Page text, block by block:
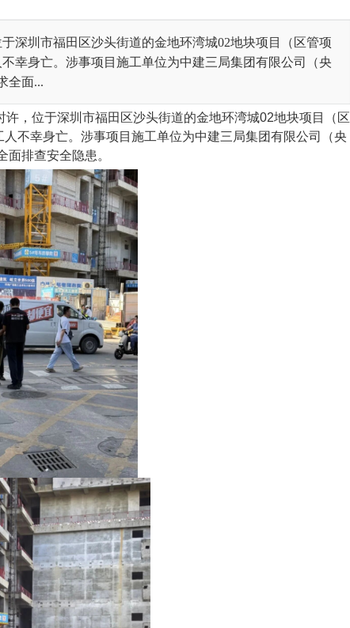
深圳市福田区沙头街道的金地环湾城02地块项目（区管项
幸身亡。涉事项目施工单位为中建三局集团有限公司（央
全面...
，位于深圳市福田区沙头街道的金地环湾城02地块项目（区
不幸身亡。涉事项目施工单位为中建三局集团有限公司（央
排查安全隐患。